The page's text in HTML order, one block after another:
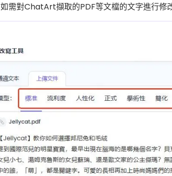
如需對ChatArt擷取的PDF等文檔的文字進行修